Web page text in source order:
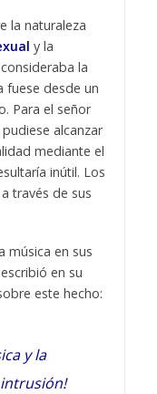
la naturaleza
y la
la
fuese desde un
Para el señor
alcanzar
mediante el
inútil. Los
través de sus
música en sus
escribió en su
este hecho:
y la